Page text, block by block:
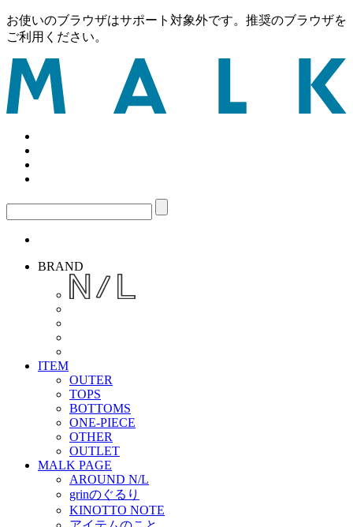
お使いのブラウザはサポート対象外です。推奨のブラウザを
ご利用ください。
BRAND
ITEM
OUTER
TOPS
BOTTOMS
ONE-PIECE
OTHER
OUTLET
MALK PAGE
AROUND N/L
grinのぐるり
KINOTTO NOTE